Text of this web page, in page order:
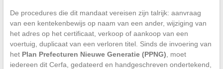
De procedures die dit mandaat vereisen zijn talrijk: aanvraag
van een kentekenbewijs op naam van een ander, wijziging van
het adres op het certificaat, verkoop of aankoop van een
voertuig, duplicaat van een verloren titel. Sinds de invoering van
het Plan Prefecturen Nieuwe Generatie (PPNG) , moet
iedereen dit Cerfa, gedateerd en handgeschreven ondertekend,